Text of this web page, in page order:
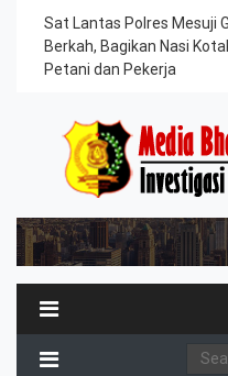
Sat Lantas Polres Mesuji
Berkah, Bagikan Nasi
Petani dan Pekerja